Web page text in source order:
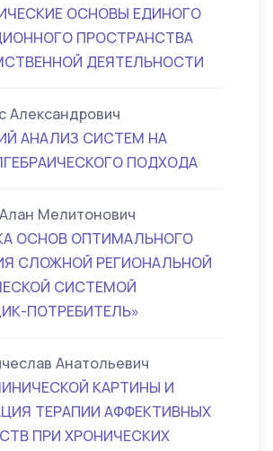
ОСНОВЫ ЕДИНОГО
ПРОСТРАНСТВА
ДЕЯТЕЛЬНОСТИ
Александрович
АНАЛИЗ СИСТЕМ НА
ПОДХОДА
Мелитонович
ОСНОВ ОПТИМАЛЬНОГО
СЛОЖНОЙ РЕГИОНАЛЬНОЙ
СИСТЕМОЙ
ПОТРЕБИТЕЛЬ»
Анатольевич
КАРТИНЫ И
ТЕРАПИИ АФФЕКТИВНЫХ
ПРИ ХРОНИЧЕСКИХ